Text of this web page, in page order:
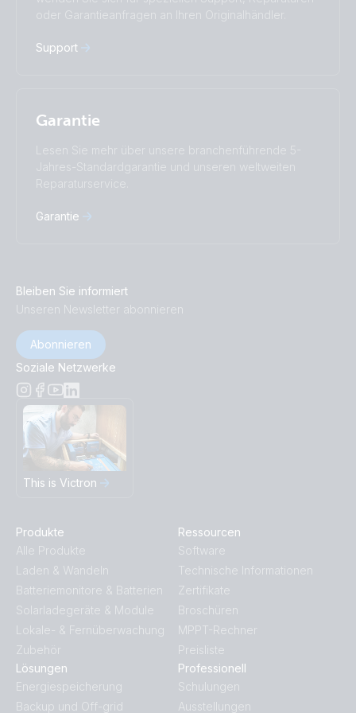
oder Garantieanfragen an Ihren Originalhändler.
Support
Garantie
Lesen Sie mehr über unsere branchenführende 5-
Jahres-Standardgarantie und unseren weltweiten
Reparaturservice.
Garantie
Bleiben Sie informiert
Unseren Newsletter abonnieren
Abonnieren
Soziale Netzwerke
This is Victron
Produkte
Alle Produkte
Laden & Wandeln
Batteriemonitore & Batterien
Solarladegeräte & Module
Lokale- & Fernüberwachung
Zubehör
Lösungen
Energiespeicherung
Backup und Off-grid
Ressourcen
Software
Technische Informationen
Zertifikate
Broschüren
MPPT-Rechner
Preisliste
Professionell
Schulungen
Ausstellungen